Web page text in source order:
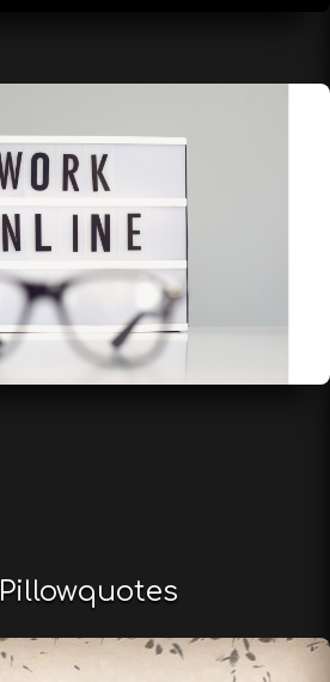
Pillowquotes